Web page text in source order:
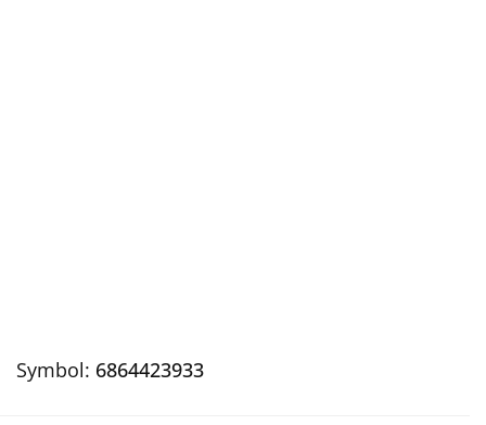
Symbol: 6864423933